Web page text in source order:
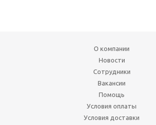
О компании
Новости
Сотрудники
Вакансии
Помощь
Условия оплаты
Условия доставки